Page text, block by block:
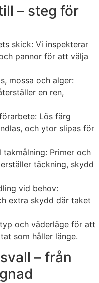
– steg för
skick: Vi inspekterar
pannor för att välja
mossa och alger:
en ren,
Lös färg
och ytor slipas för
takmålning: Primer och
täckning, skydd
vid behov:
extra skydd där taket
och väderläge för att
som håller länge.
– från